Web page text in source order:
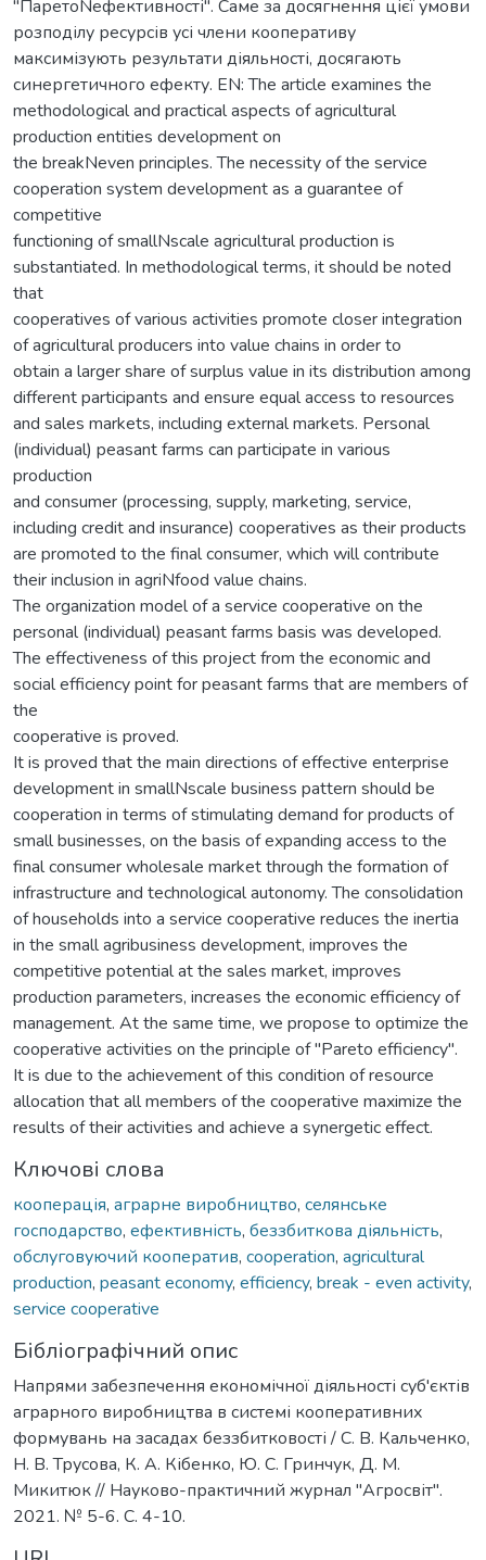
"ПаретоNефективності". Саме за досягнення цієї умови
розподілу ресурсів усі члени кооперативу
максимізують результати діяльності, досягають
синергетичного ефекту. EN: The article examines the
methodological and practical aspects of agricultural
production entities development on
the breakNeven principles. The necessity of the service
cooperation system development as a guarantee of
competitive
functioning of smallNscale agricultural production is
substantiated. In methodological terms, it should be noted
that
cooperatives of various activities promote closer integration
of agricultural producers into value chains in order to
obtain a larger share of surplus value in its distribution among
different participants and ensure equal access to resources
and sales markets, including external markets. Personal
(individual) peasant farms can participate in various
production
and consumer (processing, supply, marketing, service,
including credit and insurance) cooperatives as their products
are promoted to the final consumer, which will contribute
their inclusion in agriNfood value chains.
The organization model of a service cooperative on the
personal (individual) peasant farms basis was developed.
The effectiveness of this project from the economic and
social efficiency point for peasant farms that are members of
the
cooperative is proved.
It is proved that the main directions of effective enterprise
development in smallNscale business pattern should be
cooperation in terms of stimulating demand for products of
small businesses, on the basis of expanding access to the
final consumer wholesale market through the formation of
infrastructure and technological autonomy. The consolidation
of households into a service cooperative reduces the inertia
in the small agribusiness development, improves the
competitive potential at the sales market, improves
production parameters, increases the economic efficiency of
management. At the same time, we propose to optimize the
cooperative activities on the principle of "Pareto efficiency".
It is due to the achievement of this condition of resource
allocation that all members of the cooperative maximize the
results of their activities and achieve a synergetic effect.
Ключові слова
кооперація, аграрне виробництво, селянське
господарство, ефективність, беззбиткова діяльність,
обслуговуючий кооператив, cooperation, agricultural
production, peasant economy, efficiency, break - even activity,
service cooperative
Бібліографічний опис
Напрями забезпечення економічної діяльності суб'єктів
аграрного виробництва в системі кооперативних
формувань на засадах беззбитковості / С. В. Кальченко,
Н. В. Трусова, К. А. Кібенко, Ю. С. Гринчук, Д. М.
Микитюк // Науково-практичний журнал "Агросвіт".
2021. № 5-6. С. 4-10.